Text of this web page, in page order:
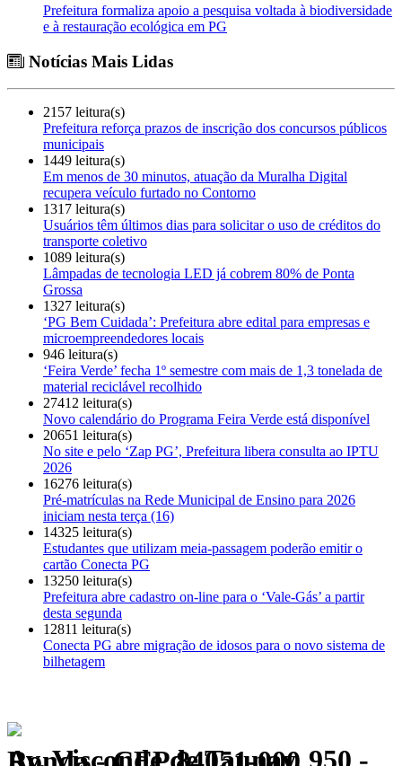
Prefeitura formaliza apoio a pesquisa voltada à biodiversidade
e à restauração ecológica em PG
Notícias Mais Lidas
2157 leitura(s)
Prefeitura reforça prazos de inscrição dos concursos públicos
municipais
1449 leitura(s)
Em menos de 30 minutos, atuação da Muralha Digital
recupera veículo furtado no Contorno
1317 leitura(s)
Usuários têm últimos dias para solicitar o uso de créditos do
transporte coletivo
1089 leitura(s)
Lâmpadas de tecnologia LED já cobrem 80% de Ponta
Grossa
1327 leitura(s)
‘PG Bem Cuidada’: Prefeitura abre edital para empresas e
microempreendedores locais
946 leitura(s)
‘Feira Verde’ fecha 1º semestre com mais de 1,3 tonelada de
material reciclável recolhido
27412 leitura(s)
Novo calendário do Programa Feira Verde está disponível
20651 leitura(s)
No site e pelo ‘Zap PG’, Prefeitura libera consulta ao IPTU
2026
16276 leitura(s)
Pré-matrículas na Rede Municipal de Ensino para 2026
iniciam nesta terça (16)
14325 leitura(s)
Estudantes que utilizam meia-passagem poderão emitir o
cartão Conecta PG
13250 leitura(s)
Prefeitura abre cadastro on-line para o ‘Vale-Gás’ a partir
desta segunda
12811 leitura(s)
Conecta PG abre migração de idosos para o novo sistema de
bilhetagem